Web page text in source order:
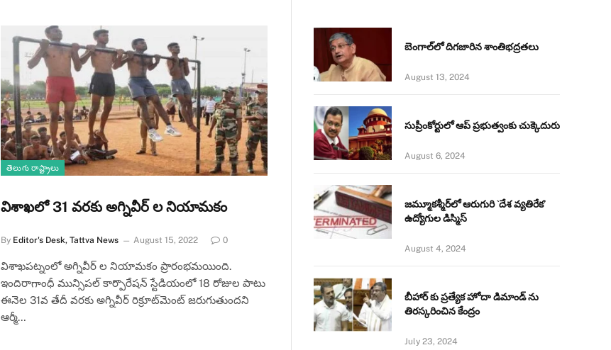
తెలుగు రాష్ట్రాలు
విశాఖ‌లో 31 వరకు అగ్నివీర్ ల నియామ‌కం
By Editor's Desk, Tattva News August 15, 2022 0
విశాఖ‌ప‌ట్నంలో అగ్నివీర్ ల నియామ‌కం ప్రారంభ‌మ‌యింది.
ఇందిరాగాంధీ మున్సిపల్ కార్పొరేషన్ స్టేడియంలో 18 రోజుల పాటు
ఈనెల 31వ తేదీ వరకు అగ్నివీర్‌ రిక్రూట్‌మెంట్‌ జరుగుతుందని
ఆర్మీ…
బెంగాల్‌లో దిగజారిన శాంతిభద్రతలు
August 13, 2024
సుప్రీంకోర్టులో ఆప్ ప్రభుత్వంకు చుక్కెదురు
August 6, 2024
జమ్మూకశ్మీర్‌లో ఆరుగురి `దేశ వ్యతిరేక’
ఉద్యోగుల డిస్మిస్‌
August 4, 2024
బీహార్ కు ప్రత్యేక హోదా డిమాండ్ ను
తిరస్కరించిన కేంద్రం
July 23, 2024